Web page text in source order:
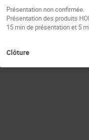
Présentation non confirmée.
Présentation des produits
15 min de présentation et 5
Clôture